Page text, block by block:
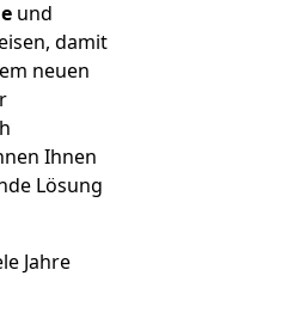
und
damit
neuen
Ihnen
Lösung
Jahre